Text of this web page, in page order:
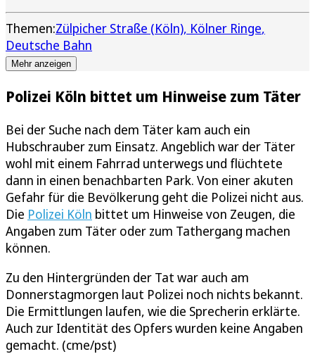
Themen:Zülpicher Straße (Köln) Kölner Ringe
Deutsche Bahn
Mehr anzeigen
Polizei Köln bittet um Hinweise zum Täter
Bei der Suche nach dem Täter kam auch ein
Hubschrauber zum Einsatz. Angeblich war der Täter
wohl mit einem Fahrrad unterwegs und flüchtete
dann in einen benachbarten Park. Von einer akuten
Gefahr für die Bevölkerung geht die Polizei nicht aus.
Die Polizei Köln bittet um Hinweise von Zeugen, die
Angaben zum Täter oder zum Tathergang machen
können.
Zu den Hintergründen der Tat war auch am
Donnerstagmorgen laut Polizei noch nichts bekannt.
Die Ermittlungen laufen, wie die Sprecherin erklärte.
Auch zur Identität des Opfers wurden keine Angaben
gemacht. (cme/pst)